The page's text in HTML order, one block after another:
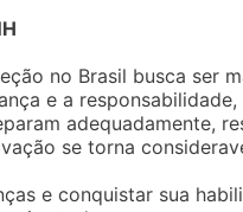
no Brasil busca ser
e a
adequadamente,
se torna
e conquistar sua